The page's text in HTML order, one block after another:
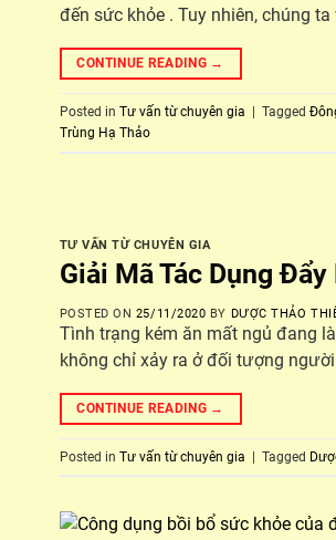
đến sức khỏe . Tuy nhiên, chúng
CONTINUE READING →
Posted in Tư vấn từ chuyên gia | Tagged
Trùng Hạ Thảo
TƯ VẤN TỪ CHUYÊN GIA
Giải Mã Tác Dụng
POSTED ON 25/11/2020 BY DƯỢC THẢO
Tình trạng kém ăn mất ngủ đang
không chỉ xảy ra ở đối tượng
CONTINUE READING →
Posted in Tư vấn từ chuyên gia | Tagged